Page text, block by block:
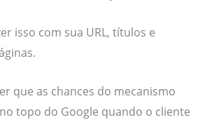
isso com sua URL, títulos e
que as chances do mecanismo
topo do Google quando o cliente